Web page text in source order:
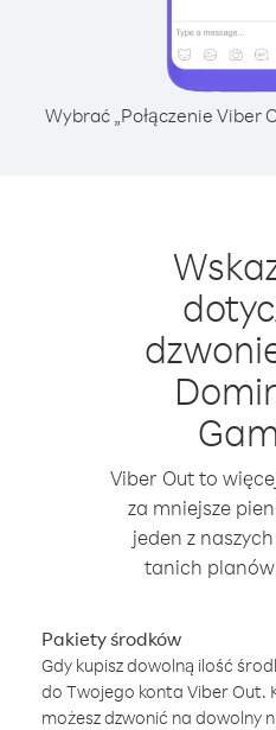
Wybrać „Połączenie Viber
Viber Out to
za mniejsze
jeden z
tanich
Pakiety środków
Gdy kupisz dowolną ilość
do Twojego konta Viber Out.
możesz dzwonić na dowolny